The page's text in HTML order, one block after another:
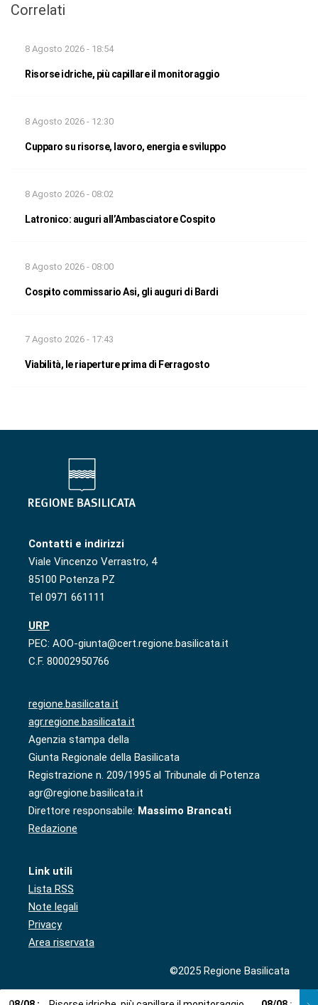
Correlati
8 Agosto 2026 - 18:54
Risorse idriche, più capillare il monitoraggio
8 Agosto 2026 - 12:30
Cupparo su risorse, lavoro, energia e sviluppo
8 Agosto 2026 - 08:02
Latronico: auguri all’Ambasciatore Cospito
8 Agosto 2026 - 08:00
Cospito commissario Asi, gli auguri di Bardi
7 Agosto 2026 - 17:43
Viabilità, le riaperture prima di Ferragosto
Contatti e indirizzi
Viale Vincenzo Verrastro, 4
85100 Potenza PZ
Tel 0971 661111
URP
PEC: AOO-giunta@cert.regione.basilicata.it
C.F. 80002950766
regione.basilicata.it
agr.regione.basilicata.it
Agenzia stampa della
Giunta Regionale della Basilicata
Registrazione n. 209/1995 al Tribunale di Potenza
agr@regione.basilicata.it
Direttore responsabile: Massimo Brancati
Redazione
Link utili
Lista RSS
Note legali
Privacy
Area riservata
©2025 Regione Basilicata